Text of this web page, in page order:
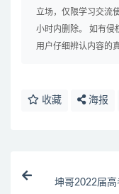
立场，仅限学习交流
小时内删除。 如有侵
用户仔细辨认内容的
收藏 海报
坤哥2022届高